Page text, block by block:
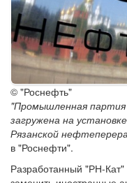
© "Роснефть"
"Промышленная партия
загружена на
Рязанской
в "Роснефти".
Разработанный "РН-Кат"